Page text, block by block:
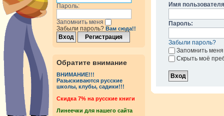
Пароль:
Запомнить меня
Забыли пароль? Вам сюда!!
Обратите внимание
ВНИМАНИЕ!!!
Разыскиваются русские
школы, клубы, садики!!!
Cкидка 7% на русские книги
Линеечки для нашего сайта
Имя
Пароль:
Забыли пароль?
Запомнить меня
Скрыть моё